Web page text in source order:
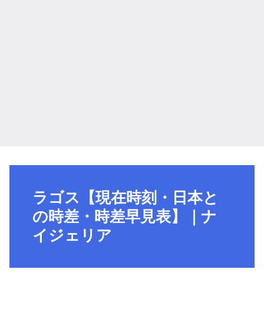
ラゴス【現在時刻・日本と
の時差・時差早見表】｜ナ
イジェリア